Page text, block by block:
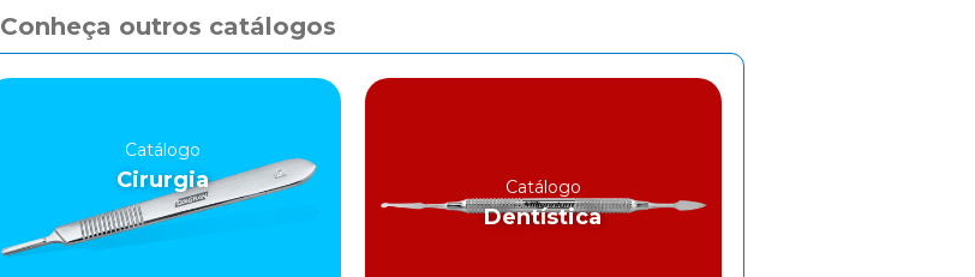
Conheça outros catálogos
Catálogo
Cirurgia Catálogo
Dentística